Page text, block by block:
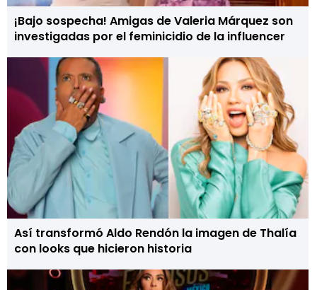
¡Bajo sospecha! Amigas de Valeria Márquez son
investigadas por el feminicidio de la influencer
Así transformó Aldo Rendón la imagen de Thalía
con looks que hicieron historia